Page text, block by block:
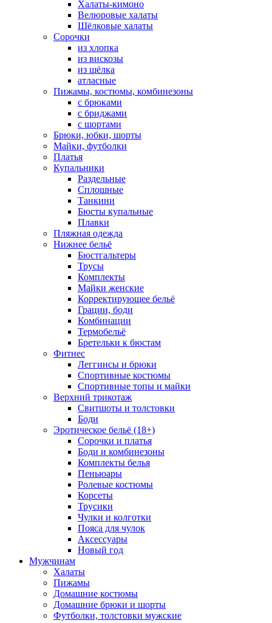
Халаты-кимоно
Велюровые халаты
Шёлковые халаты
Сорочки
из хлопка
из вискозы
из шёлка
атласные
Пижамы, костюмы, комбинезоны
с брюками
с бриджами
с шортами
Брюки, юбки, шорты
Майки, футболки
Платья
Купальники
Раздельные
Сплошные
Танкини
Бюсты купальные
Плавки
Пляжная одежда
Нижнее бельё
Бюстгальтеры
Трусы
Комплекты
Майки женские
Корректирующее бельё
Грации, боди
Комбинации
Термобельё
Бретельки к бюстам
Фитнес
Леггинсы и брюки
Спортивные костюмы
Спортивные топы и майки
Верхний трикотаж
Свитшоты и толстовки
Боди
Эротическое бельё (18+)
Сорочки и платья
Боди и комбинезоны
Комплекты белья
Пеньюары
Ролевые костюмы
Корсеты
Трусики
Чулки и колготки
Пояса для чулок
Аксессуары
Новый год
Мужчинам
Халаты
Пижамы
Домашние костюмы
Домашние брюки и шорты
Футболки, толстовки мужские